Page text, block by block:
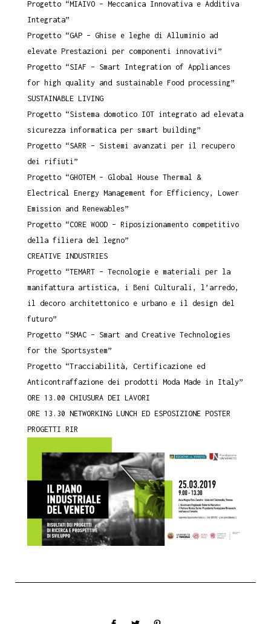
Progetto “MIAIVO – Meccanica Innovativa e Additiva
Integrata”
Progetto “GAP – Ghise e leghe di Alluminio ad
elevate Prestazioni per componenti innovativi”
Progetto “SIAF – Smart Integration of Appliances
for high quality and sustainable Food processing”
SUSTAINABLE LIVING
Progetto “Sistema domotico IOT integrato ad elevata
sicurezza informatica per smart building”
Progetto “SARR – Sistemi avanzati per il recupero
dei rifiuti”
Progetto “GHOTEM – Global House Thermal &
Electrical Energy Management for Efficiency, Lower
Emission and Renewables”
Progetto “CORE WOOD – Riposizionamento competitivo
della filiera del legno”
CREATIVE INDUSTRIES
Progetto “TEMART – Tecnologie e materiali per la
manifattura artistica, i Beni Culturali, l’arredo,
il decoro architettonico e urbano e il design del
futuro”
Progetto “SMAC – Smart and Creative Technologies
for the Sportsystem”
Progetto “Tracciabilità, Certificazione ed
Anticontraffazione dei prodotti Moda Made in Italy”
ORE 13.00 CHIUSURA DEI LAVORI
ORE 13.30 NETWORKING LUNCH ED ESPOSIZIONE POSTER
PROGETTI RIR